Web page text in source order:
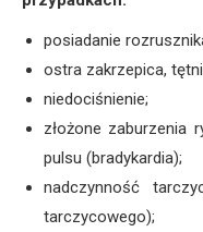
posiadanie
ostra zakrzepica,
niedociśnienie;
złożone zaburzenia
pulsu (bradykardia);
nadczynność
tarczycowego);